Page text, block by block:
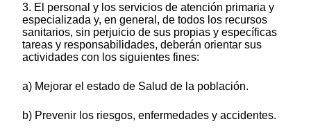
3. El personal y los servicios de atención primaria y
especializada y, en general, de todos los recursos
sanitarios, sin perjuicio de sus propias y específicas
tareas y responsabilidades, deberán orientar sus
actividades con los siguientes fines:
a) Mejorar el estado de Salud de la población.
b) Prevenir los riesgos, enfermedades y accidentes.